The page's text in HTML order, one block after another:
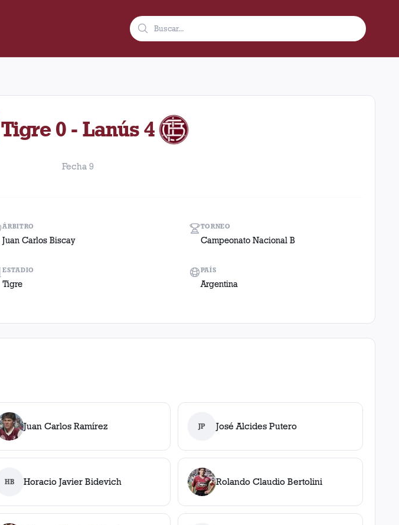
6 de septiembre de 1986 como visitante en el estadio Tigre (Argentina). El resultado fue 4
Tigre 0 - Lanús 4
Fecha 9
ÁRBITRO
Juan Carlos Biscay
TORNEO
Campeonato Nacional B
ESTADIO
Tigre
PAÍS
Argentina
Juan Carlos Ramírez JP José Alcides Putero
HB Horacio Javier Bidevich Rolando Claudio Bertolini